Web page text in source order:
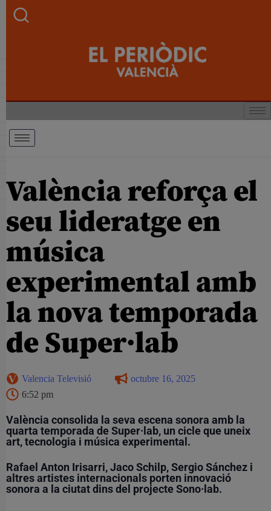
València reforça el
seu lideratge en
música
experimental amb
la nova temporada
de Super·lab
Valencia Televisió
octubre 16, 2025
6:52 pm
València consolida la seva escena sonora amb la
quarta temporada de Super·lab, un cicle que uneix
art, tecnologia i música experimental.
Rafael Anton Irisarri, Jaco Schilp, Sergio Sánchez i
altres artistes internacionals porten innovació
sonora a la ciutat dins del projecte Sono·lab.